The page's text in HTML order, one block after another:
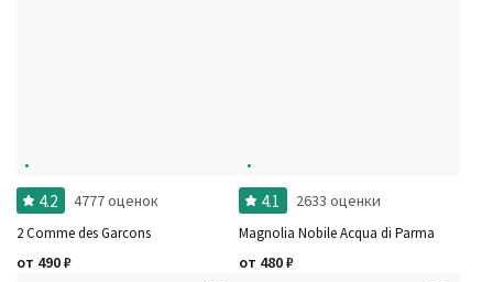
4.2 4777 оценок
2 Comme des Garcons
от 490₽
4.1 2633 оценки
Magnolia Nobile Acqua di Parma
от 480₽